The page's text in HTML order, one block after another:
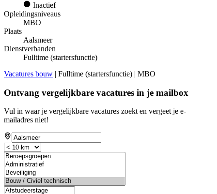
Inactief
Opleidingsniveaus
MBO
Plaats
Aalsmeer
Dienstverbanden
Fulltime (startersfunctie)
Vacatures bouw | Fulltime (startersfunctie) | MBO
Ontvang vergelijkbare vacatures in je mailbox
Vul in waar je vergelijkbare vacatures zoekt en vergeet je e-
mailadres niet!